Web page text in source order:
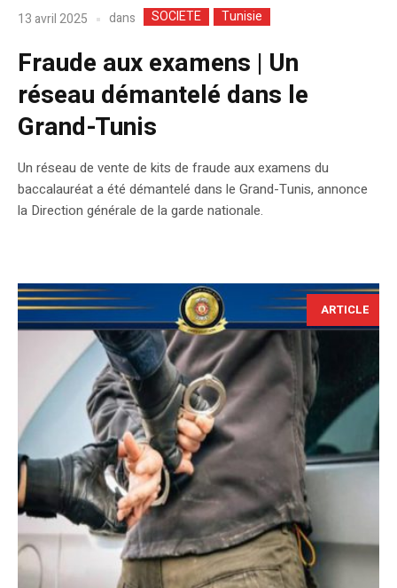
13 avril 2025 dans SOCIETE Tunisie
Fraude aux examens | Un
réseau démantelé dans le
Grand-Tunis
Un réseau de vente de kits de fraude aux examens du
baccalauréat a été démantelé dans le Grand-Tunis, annonce
la Direction générale de la garde nationale.
ARTICLE